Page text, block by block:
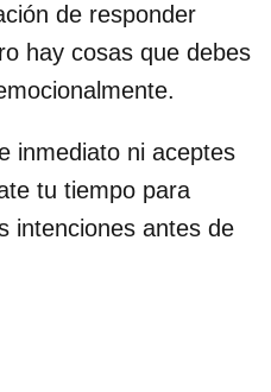
de responder
hay cosas que debes
inmediato ni aceptes
tu tiempo para
intenciones antes de